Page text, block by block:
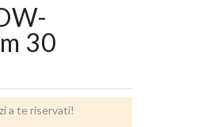
30
a te riservati!